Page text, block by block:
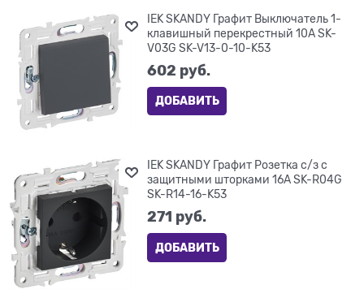
IEK SKANDY Графит Выключатель 1-
клавишный перекрестный 10А SK-
V03G SK-V13-0-10-K53
602 руб.
ДОБАВИТЬ
IEK SKANDY Графит Розетка с/з с
защитными шторками 16А SK-R04G
SK-R14-16-K53
271 руб.
ДОБАВИТЬ